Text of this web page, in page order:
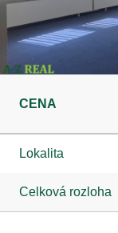
CENA
Lokalita
Celková rozloha